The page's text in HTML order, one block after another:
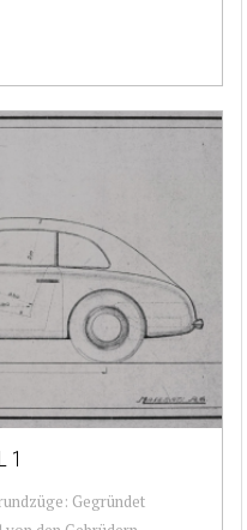
1
Gegründet